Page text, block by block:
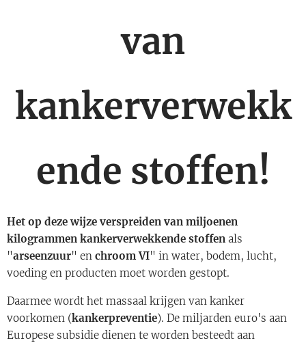
van
kankerverwekk
ende stoffen!
Het op deze wijze verspreiden van miljoenen
kilogrammen kankerverwekkende stoffen als
"arseenzuur" en chroom VI" in water, bodem, lucht,
voeding en producten moet worden gestopt.
Daarmee wordt het massaal krijgen van kanker
voorkomen (kankerpreventie). De miljarden euro's aan
Europese subsidie dienen te worden besteedt aan